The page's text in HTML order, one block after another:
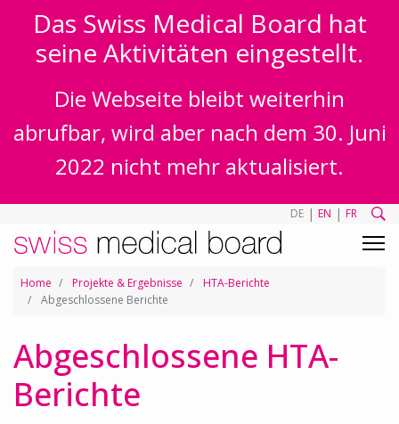
Das Swiss Medical Board hat
seine Aktivitäten eingestellt.
Die Webseite bleibt weiterhin
abrufbar, wird aber nach dem 30. Juni
2022 nicht mehr aktualisiert.
DE | EN | FR
Home Projekte & Ergebnisse
HTA-Berichte
Abgeschlossene Berichte
Abgeschlossene HTA-
Berichte